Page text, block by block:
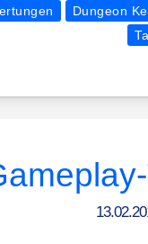
Dungeon